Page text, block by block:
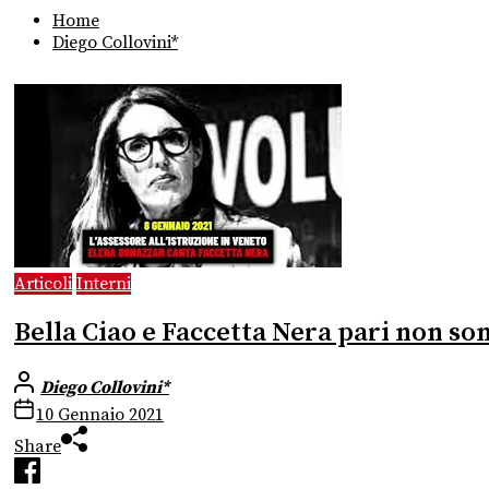
Home
Diego Collovini*
Articoli Interni
Bella Ciao e Faccetta Nera pari non
Diego Collovini*
10 Gennaio 2021
Share